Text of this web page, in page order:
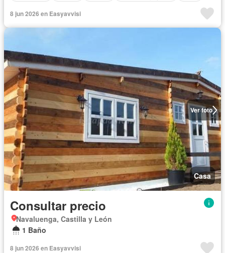
8 jun 2026 en Easyavvisi
Ver foto
Casa
Consultar precio
Navaluenga, Castilla y León
1 Baño
8 jun 2026 en Easyavvisi